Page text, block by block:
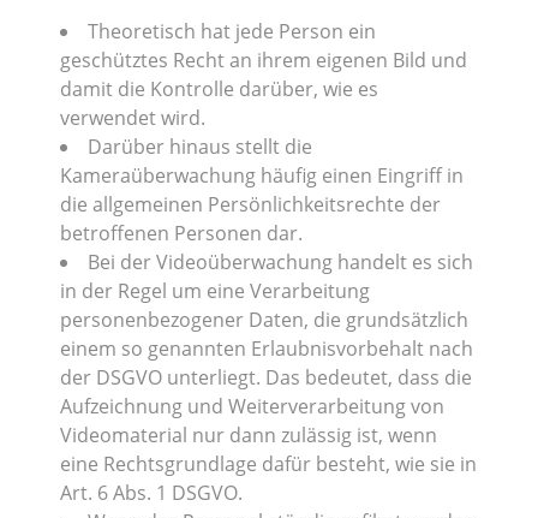
Theoretisch hat jede Person ein
geschütztes Recht an ihrem eigenen Bild und
damit die Kontrolle darüber, wie es
verwendet wird.
Darüber hinaus stellt die
Kameraüberwachung häufig einen Eingriff in
die allgemeinen Persönlichkeitsrechte der
betroffenen Personen dar.
Bei der Videoüberwachung handelt es sich
in der Regel um eine Verarbeitung
personenbezogener Daten, die grundsätzlich
einem so genannten Erlaubnisvorbehalt nach
der DSGVO unterliegt. Das bedeutet, dass die
Aufzeichnung und Weiterverarbeitung von
Videomaterial nur dann zulässig ist, wenn
eine Rechtsgrundlage dafür besteht, wie sie in
Art. 6 Abs. 1 DSGVO.